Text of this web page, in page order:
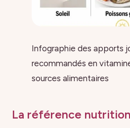
Infographie des apports
recommandés en
sources alimentaires
La référence